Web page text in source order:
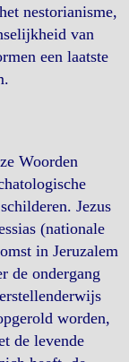
nestorianisme,
van
een laatste
Woorden
Jezus
(nationale
in Jeruzalem
de ondergang
worden,
de levende